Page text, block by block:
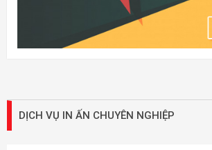
DỊCH VỤ IN ẤN CHUYÊN NGHIỆP